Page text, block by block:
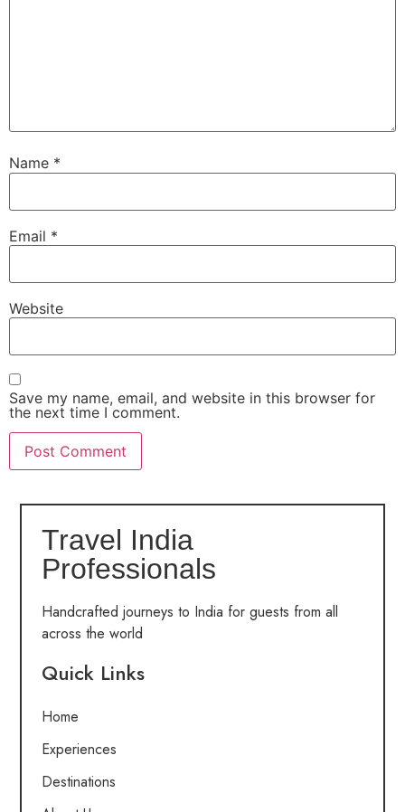
Name *
Email *
Website
Save my name, email, and website in this browser for
the next time I comment.
Travel India
Professionals
Handcrafted journeys to India for guests from all
across the world
Quick Links
Home
Experiences
Destinations